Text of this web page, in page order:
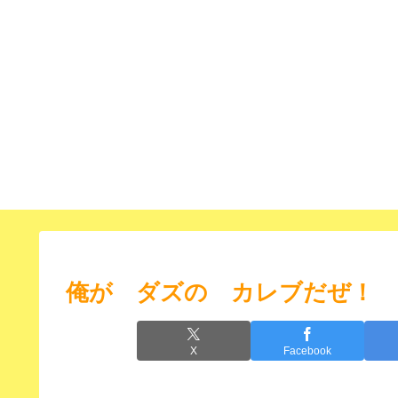
俺が ダズの カレブだぜ！
X Facebook